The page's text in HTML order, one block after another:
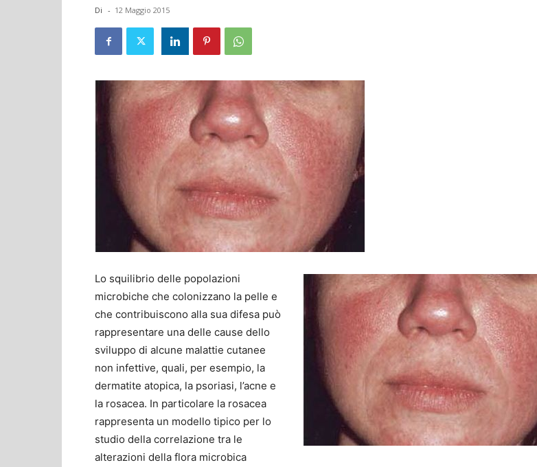
Di - 12 Maggio 2015
Lo squilibrio delle popolazioni
microbiche che colonizzano la pelle e
che contribuiscono alla sua difesa può
rappresentare una delle cause dello
sviluppo di alcune malattie cutanee
non infettive, quali, per esempio, la
dermatite atopica, la psoriasi, l’acne e
la rosacea. In particolare la rosacea
rappresenta un modello tipico per lo
studio della correlazione tra le
alterazioni della flora microbica